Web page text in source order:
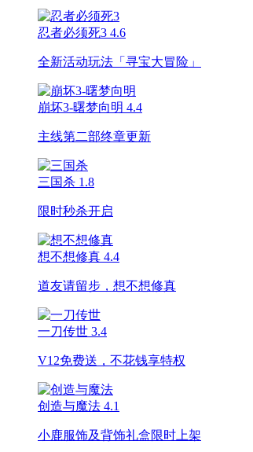
忍者必须死3 4.6
全新活动玩法「寻宝大冒险」
崩坏3-曙梦向明 4.4
主线第二部终章更新
三国杀 1.8
限时秒杀开启
想不想修真 4.4
道友请留步，想不想修真
一刀传世 3.4
V12免费送，不花钱享特权
创造与魔法 4.1
小鹿服饰及背饰礼盒限时上架